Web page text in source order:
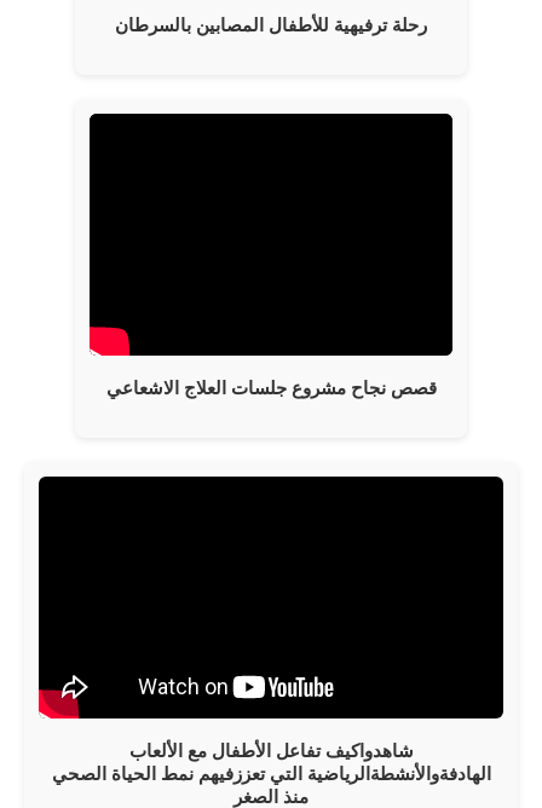
رحلة ترفيهية للأطفال المصابين بالسرطان
قصص نجاح مشروع جلسات العلاج الاشعاعي
شاهدواكيف تفاعل الأطفال مع الألعاب
الهادفةوالأنشطةالرياضية التي تعززفيهم نمط الحياة الصحي
منذ الصغر